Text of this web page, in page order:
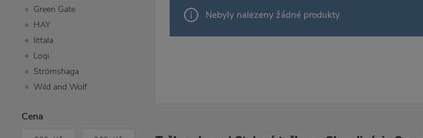
Green Gate
HAY
Iittala
Loqi
Strömshaga
Wild and Wolf
Cena
Nebyly nalezeny žádné produkty